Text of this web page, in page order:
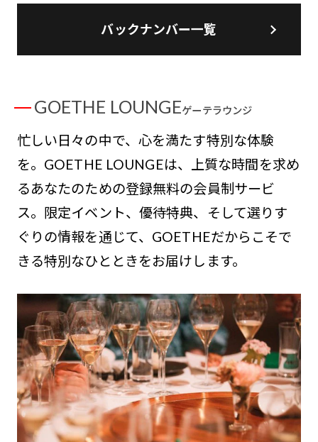
バックナンバー一覧
GOETHE LOUNGEゲーテラウンジ
忙しい日々の中で、心を満たす特別な体験
を。GOETHE LOUNGEは、上質な時間を求め
るあなたのための登録無料の会員制サービ
ス。限定イベント、優待特典、そして選りす
ぐりの情報を通じて、GOETHEだからこそで
きる特別なひとときをお届けします。